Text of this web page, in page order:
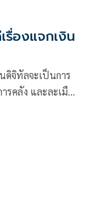
องแจกเงิน
ดิจิทัลจะเป็นการ
รคลัง และละเมืด